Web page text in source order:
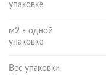
упаковке
м2 в одной
упаковке
Вес упаковки